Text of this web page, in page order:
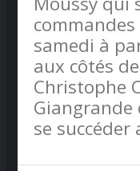
commandes
samedi à
aux côtés
Christophe
se succéder